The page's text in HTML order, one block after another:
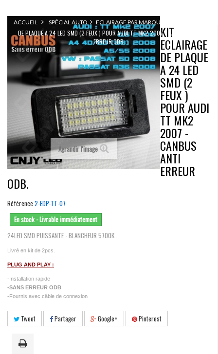
ACCUEIL SPÉCIAL AUTO ECLAIRAGE PAR MARQUE
DE PLAQUE A 24 LED SMD (2 FEUX ) POUR AUDI TT MK2 2007 - CANBUS ANTI
ERREUR ODB.
Agrandir l'image
KIT
ECLAIRAGE
DE PLAQUE
A 24 LED
SMD (2
FEUX )
POUR AUDI
TT MK2
2007 -
CANBUS
ANTI
ERREUR
ODB.
Référence 2-EDP-TT-07
En stock - Livrable immédiatement
24LED SMD PUISSANTE - BLANCHEUR 5700K .
Livré en kit de 2pcs.
PLUG AND PLAY :
-Installation rapide
-SANS ERREUR ODB
-Fournis avec câble de connexion
Tweet Partager Google+ Pinterest